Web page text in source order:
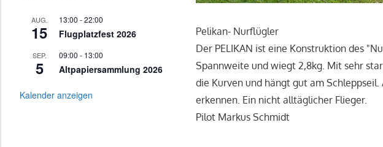
Pelikan- Nurflügler
Der PELIKAN ist eine Konstruktion des
Spannweite und wiegt 2,8kg. Mit sehr
die Kurven und hängt gut am
erkennen. Ein nicht alltäglicher Flieger.
Pilot Markus Schmidt
AUG.
15
13:00 -22:00
Flugplatzfest 2026
SEP.
5
09:00 - 13:00
Altpapiersammlung 2026
Kalender anzeigen